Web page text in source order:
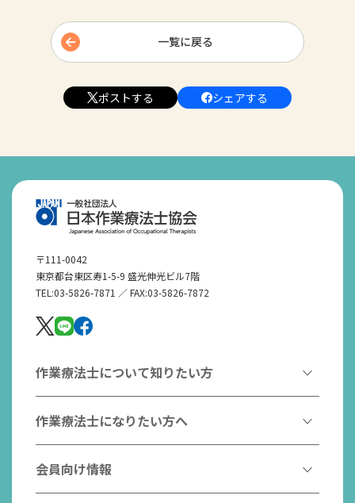
一覧に戻る
ポストする シェアする
〒111-0042
東京都台東区寿1-5-9 盛光伸光ビル7階
TEL:03-5826-7871 ／ FAX:03-5826-7872
作業療法士について知りたい方
作業療法とは
作業療法士とは
はたらく作業療法士
作業療法士になりたい方へ
作業療法士になるには
作業療法士として活躍する先輩
会員向け情報